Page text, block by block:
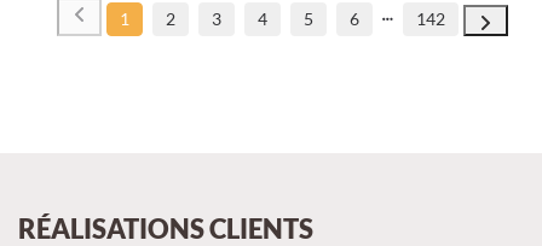
1 2 3 4 5 6 142
RÉALISATIONS CLIENTS